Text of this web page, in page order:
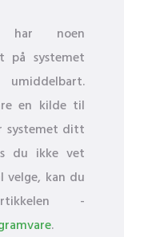
noen
på systemet
en kilde til
systemet ditt
du ikke vet
velge, kan du
-
.